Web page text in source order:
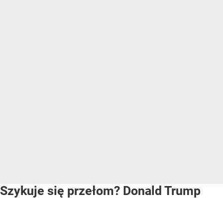
Szykuje się przełom? Donald Trump